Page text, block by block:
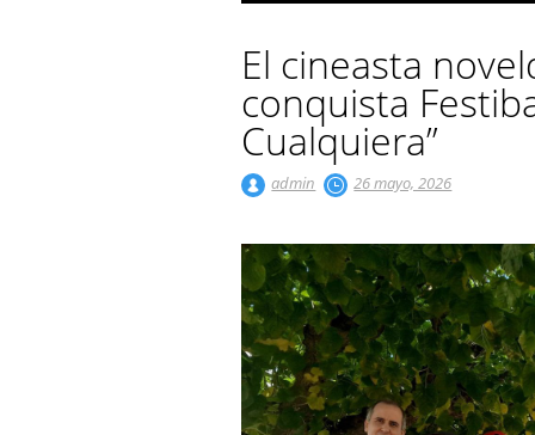
El cineasta
conquista
Cualquiera”
admin 26 mayo, 2026